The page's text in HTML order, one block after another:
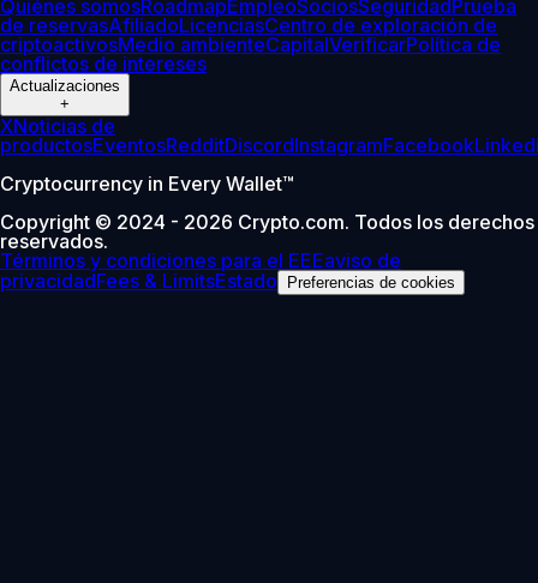
Quiénes somosRoadmapEmpleoSociosSeguridadPrueba
de reservasAfiliadoLicenciasCentro de exploración de
criptoactivosMedio ambienteCapitalVerificarPolítica de
conflictos de intereses
Actualizaciones
+
XNoticias de
productosEventosRedditDiscordInstagramFacebook
Cryptocurrency in Every Wallet™
Copyright © 2024 - 2026 Crypto.com. Todos los derechos
reservados.
Términos y condiciones para el EEEaviso de
privacidadFees & LimitsEstado Preferencias de cookies